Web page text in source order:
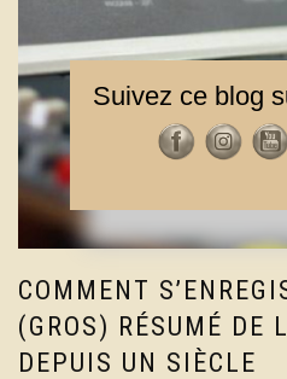
COMMENT
(GROS) RÉSUMÉ DE
DEPUIS UN SIÈCLE
Suivez ce blog